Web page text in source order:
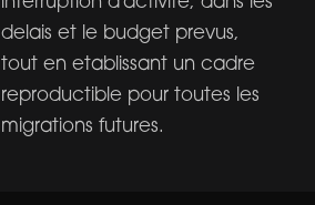
delais et le budget prevus,
tout en etablissant un cadre
reproductible pour toutes les
migrations futures.